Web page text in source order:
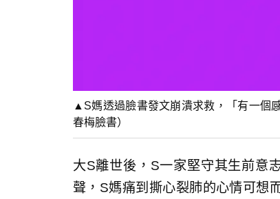
▲S媽透過臉書發文崩潰求救，「有一個
春梅臉書）
大S離世後，S一家堅守其生前意
聲，S媽痛到撕心裂肺的心情可想